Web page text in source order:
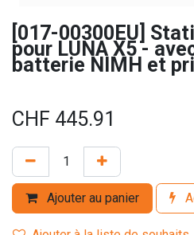
[017-00300EU]
pour LUNA X5 -
batterie NIMH et
CHF 445.91
Ajouter au panier